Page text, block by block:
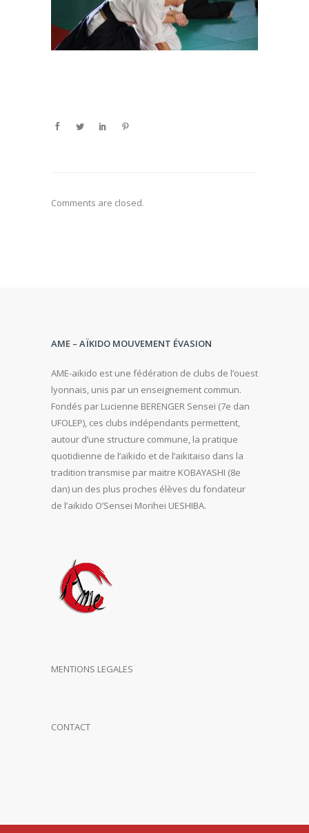
Comments are closed.
AME – AÏKIDO MOUVEMENT ÉVASION
AME-aikido est une fédération de clubs de l’ouest
lyonnais, unis par un enseignement commun.
Fondés par Lucienne BERENGER Senseï (7e dan
UFOLEP), ces clubs indépendants permettent,
autour d’une structure commune, la pratique
quotidienne de l’aïkido et de l’aikitaiso dans la
tradition transmise par maitre KOBAYASHI (8e
dan) un des plus proches élèves du fondateur
de l’aikido O’Sensei Morihei UESHIBA.
MENTIONS LEGALES
CONTACT